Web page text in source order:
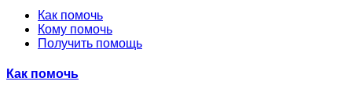
Как помочь
Кому помочь
Получить помощь
Как помочь